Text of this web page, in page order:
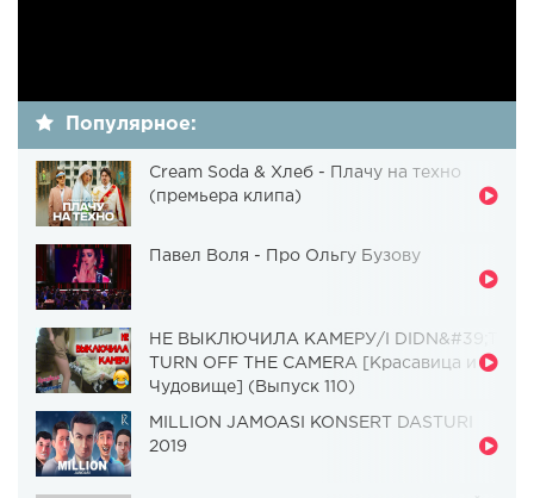
Популярное:
Cream Soda & Хлеб - Плачу на техно
(премьера клипа)
Павел Воля - Про Ольгу Бузову
НЕ ВЫКЛЮЧИЛА КАМЕРУ/I DIDN&#39;T
TURN OFF THE CAMERA [Красавица и
Чудовище] (Выпуск 110)
MILLION JAMOASI KONSERT DASTURI
2019